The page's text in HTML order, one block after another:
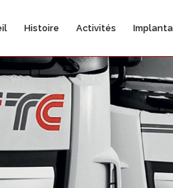
Histoire Activités